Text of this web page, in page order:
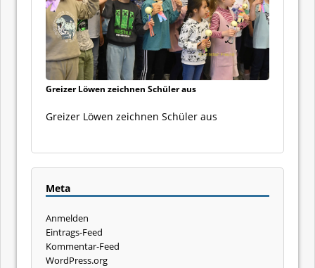
Greizer Löwen zeichnen Schüler aus
Greizer Löwen zeichnen Schüler aus
Meta
Anmelden
Eintrags-Feed
Kommentar-Feed
WordPress.org